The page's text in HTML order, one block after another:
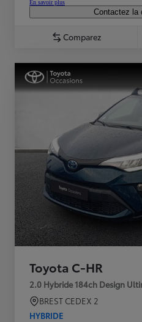
En savoir plus
Contactez la
Comparez
Toyota C-HR
2.0 Hybride 184ch Design
BREST CEDEX 2
HYBRIDE